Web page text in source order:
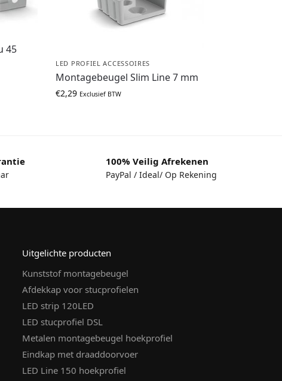
45
LED PROFIEL ACCESSOIRES
Montagebeugel Slim Line 7 mm
€2,29 Exclusief BTW
100% Veilig Afrekenen
PayPal / Ideal/ Op Rekening
Uitgelichte producten
Kunststof montagebeugel
Afdekkap voor stucprofielen
LED strip 120LED
LED stucprofiel DSL
Metalen montagebeugel hoekprofiel
Eindkap met draaddoorvoer
LED Line 150 hoekprofiel